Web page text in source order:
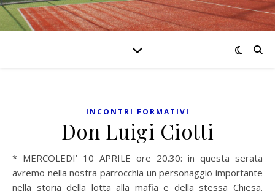
INCONTRI FORMATIVI
Don Luigi Ciotti
* MERCOLEDI’ 10 APRILE ore 20.30: in questa serata
avremo nella nostra parrocchia un personaggio importante
nella storia della lotta alla mafia e della stessa Chiesa.